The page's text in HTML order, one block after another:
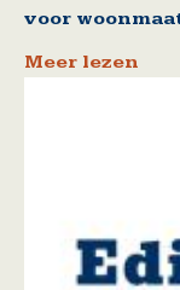
voor
Meer lezen